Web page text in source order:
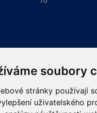
soubory
stránky používají
uživatelského